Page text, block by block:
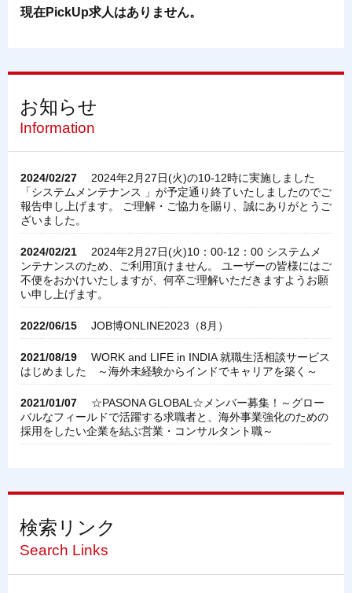
現在PickUp求人はありません。
お知らせ
Information
2024/02/27
2024年2月27日(火)の10-12時に実施しました
「システムメンテナンス 」が予定通り終了いたしましたのでご
報告申し上げます。 ご理解・ご協力を賜り、誠にありがとうご
ざいました。
2024/02/21
2024年2月27日(火)10：00-12：00 システムメ
ンテナンスのため、ご利用頂けません。 ユーザーの皆様にはご
不便をおかけいたしますが、何卒ご理解いただきますようお願
い申し上げます。
2022/06/15 JOB博ONLINE2023（8月）
2021/08/19
WORK and LIFE in INDIA 就職生活相談サービス
はじめました ～海外未経験からインドでキャリアを築く～
2021/01/07
☆PASONA GLOBAL☆メンバー募集！～グロー
バルなフィールドで活躍する求職者と、海外事業強化のための
採用をしたい企業を結ぶ営業・コンサルタント職～
検索リンク
Search Links